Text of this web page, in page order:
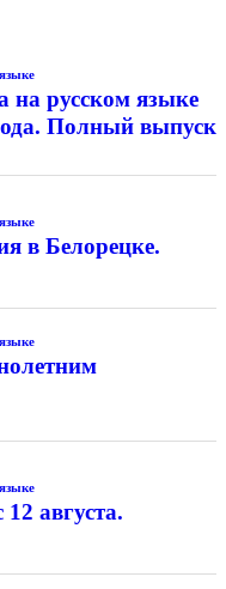
на русском языке
Полный выпуск
в Белорецке.
августа.